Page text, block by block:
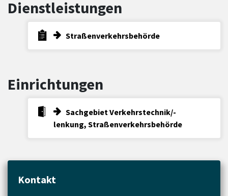
Dienstleistungen
Straßenverkehrsbehörde
Einrichtungen
Sachgebiet Verkehrstechnik/-
lenkung, Straßenverkehrsbehörde
Kontakt